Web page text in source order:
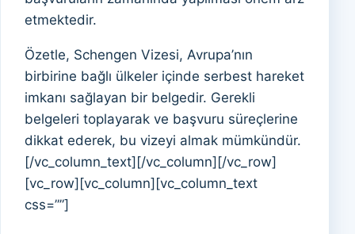
etmektedir.
Özetle, Schengen Vizesi, Avrupa’nın
birbirine bağlı ülkeler içinde serbest hareket
imkanı sağlayan bir belgedir. Gerekli
belgeleri toplayarak ve başvuru süreçlerine
dikkat ederek, bu vizeyi almak mümkündür.
[/vc_column_text][/vc_column][/vc_row]
[vc_row][vc_column][vc_column_text
css=””]